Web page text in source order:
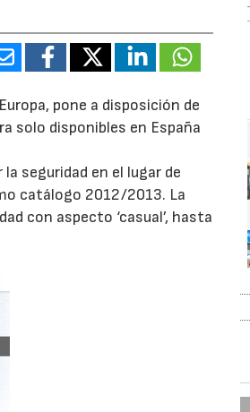
pone a disposición de
solo disponibles en España
seguridad en el lugar de
catálogo 2012/2013. La
con aspecto ‘casual’, hasta